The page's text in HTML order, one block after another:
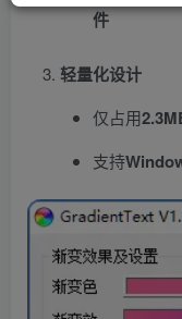
件
轻量化设计
仅占用
支持